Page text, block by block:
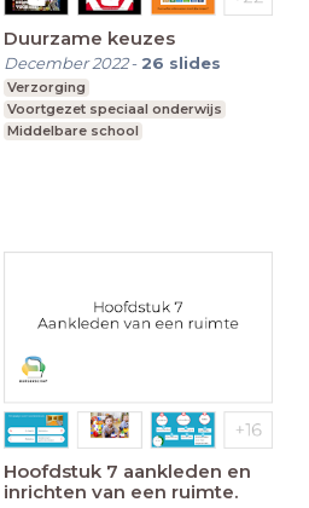
Duurzame keuzes
December 2022- 26 slides
Verzorging
Voortgezet speciaal onderwijs
Middelbare school
Hoofdstuk 7 aankleden en
inrichten van een ruimte.